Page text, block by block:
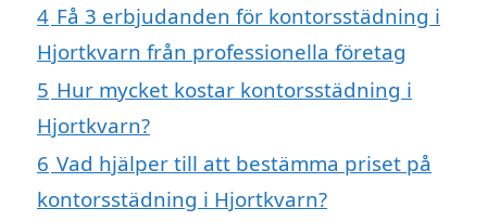
4 Få 3 erbjudanden för kontorsstädning i
Hjortkvarn från professionella företag
5 Hur mycket kostar kontorsstädning i
Hjortkvarn?
6 Vad hjälper till att bestämma priset på
kontorsstädning i Hjortkvarn?